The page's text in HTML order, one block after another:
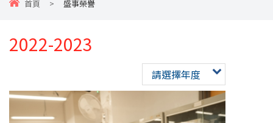
首頁 > 盛事榮譽
2022-2023
請選擇年度